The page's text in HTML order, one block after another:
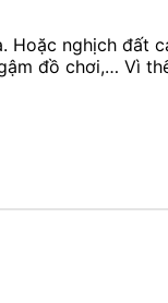
Hoặc nghịch đất
đồ chơi,… Vì